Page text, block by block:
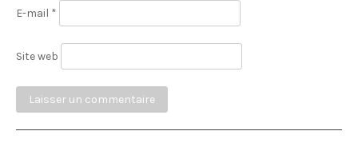
E-mail *
Site web